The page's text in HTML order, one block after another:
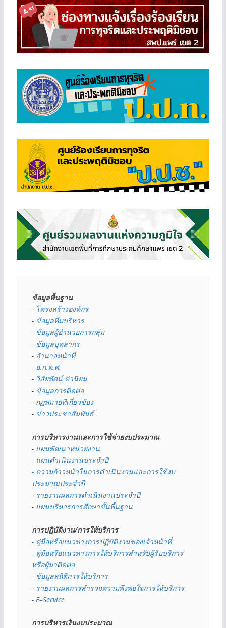
ข้อมูลพื้นฐาน
- โครงสร้างองค์กร
- ข้อมูลทีมบริหาร
- ข้อมูลผู้อำนวยการกลุ่ม
- ข้อมูลบุคลากร
- อำนาจหน้าที่
- อ.ก.ค.ศ.
- วิสัยทัศน์ ค่านิยม
- ข้อมูลการติดต่อ
- กฏหมายที่เกี่ยวข้อง
- ข่าวประชาสัมพันธ์
การบริหารงานและการใช้จ่ายงบประมาณ
- แผนพัฒนาหน่วยงาน
- แผนดำเนินงานประจำปี
- ความก้าวหน้าในการดำเนินงานและการใช้งบ
ประมาณประจำปี
- รายงานผลการดำเนินงานประจำปี
- แผนบริหารการศึกษาขั้นพื้นฐาน
การปฏิบัติงาน/การให้บริการ
- คู่มือหรือแนวทางการปฏิบัติงานของเจ้าหน้าที่
- คู่มือหรือแนวทางการให้บริการสำหรับผู้รับบริการ
หรือผู้มาติดต่อ
- ข้อมูลสถิติการให้บริการ
- รายงานผลการสำรวจความพึงพอใจการให้บริการ
- E–Service
การบริหารเงินงบประมาณ